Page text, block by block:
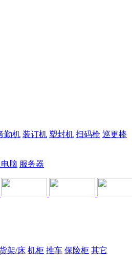
勤机 装订机 塑封机 扫码枪 巡更棒
脑 服务器
架/床 机柜 推车 保险柜 其它